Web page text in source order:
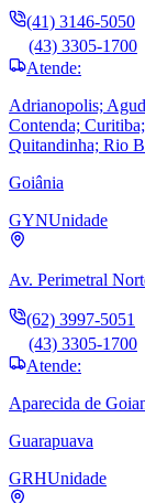
(41) 3146-5050
(43) 3305-1700
Atende:
Adrianopolis;
Contenda;
Quitandinha; Rio
Goiânia
GYNUnidade
Av. Perimetral
(62) 3997-5051
(43) 3305-1700
Atende:
Aparecida de
Guarapuava
GRHUnidade